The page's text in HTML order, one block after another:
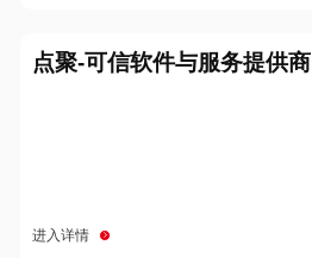
点聚-可信软件与服务提供商
进入详情